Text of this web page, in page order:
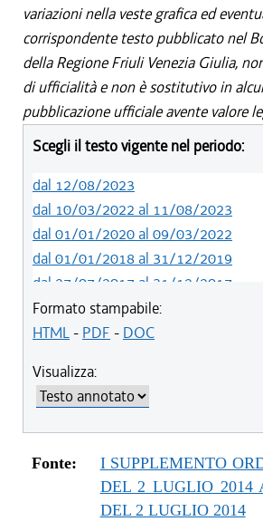
variazioni nella veste grafica ed
corrispondente testo pubblicato nel
della Regione Friuli Venezia Giulia,
di ufficialità e non è sostitutivo in
pubblicazione ufficiale avente valore
Scegli il testo vigente nel periodo:
dal 12/08/2023
dal 10/03/2022 al 11/08/2023
dal 01/01/2020 al 09/03/2022
dal 01/01/2018 al 31/12/2019
dal 27/07/2017 al 31/12/2017
dal 13/01/2016 al 26/07/2017
dal 07/01/2015 al 12/01/2016
Formato stampabile:
HTML- PDF - DOC
Visualizza:
Fonte:
I SUPPLEMENTO
DEL 2 LUGLIO 2014
DEL 2 LUGLIO 2014